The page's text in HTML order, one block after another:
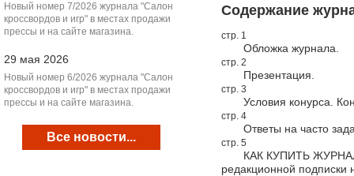
Новый номер 7/2026 журнала "Салон
кроссвордов и игр" в местах продажи
прессы и на сайте магазина.
29 мая 2026
Новый номер 6/2026 журнала "Салон
кроссвордов и игр" в местах продажи
прессы и на сайте магазина.
Все новости...
Содержание
стр. 1
Обложка журнала.
стр. 2
Презентация.
стр. 3
Условия конурса.
стр. 4
Ответы на часто
стр. 5
КАК КУПИТЬ ЖУРНАЛ
редакционной подписки